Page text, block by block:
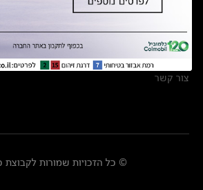
מצאו אותנו
אולמות תצוגה
מרכזי שירות
צור קשר
© כל הזכויות שמורות לקבוצת